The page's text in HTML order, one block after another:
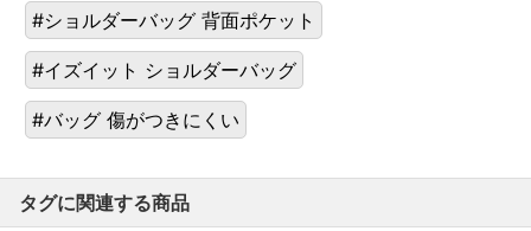
#ショルダーバッグ 背面ポケット
#イズイット ショルダーバッグ
#バッグ 傷がつきにくい
タグに関連する商品